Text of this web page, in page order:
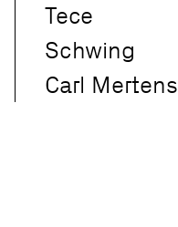
Tece
Schwing
Carl Mertens